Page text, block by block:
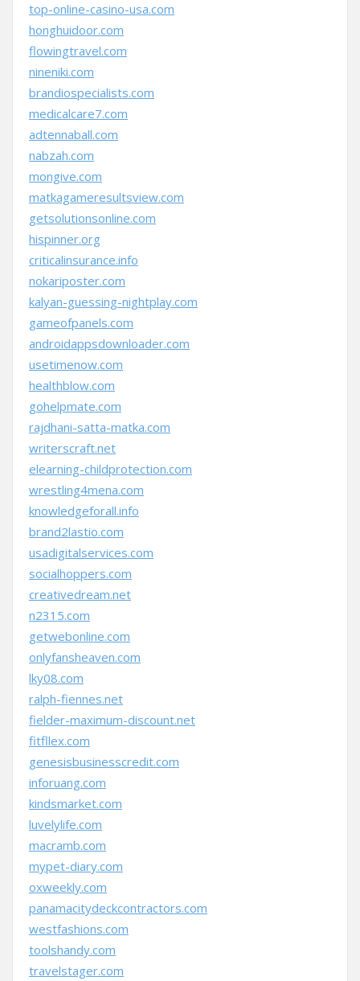
top-online-casino-usa.com
honghuidoor.com
flowingtravel.com
nineniki.com
brandiospecialists.com
medicalcare7.com
adtennaball.com
nabzah.com
mongive.com
matkagameresultsview.com
getsolutionsonline.com
hispinner.org
criticalinsurance.info
nokariposter.com
kalyan-guessing-nightplay.com
gameofpanels.com
androidappsdownloader.com
usetimenow.com
healthblow.com
gohelpmate.com
rajdhani-satta-matka.com
writerscraft.net
elearning-childprotection.com
wrestling4mena.com
knowledgeforall.info
brand2lastio.com
usadigitalservices.com
socialhoppers.com
creativedream.net
n2315.com
getwebonline.com
onlyfansheaven.com
lky08.com
ralph-fiennes.net
fielder-maximum-discount.net
fitfllex.com
genesisbusinesscredit.com
inforuang.com
kindsmarket.com
luvelylife.com
macramb.com
mypet-diary.com
oxweekly.com
panamacitydeckcontractors.com
westfashions.com
toolshandy.com
travelstager.com